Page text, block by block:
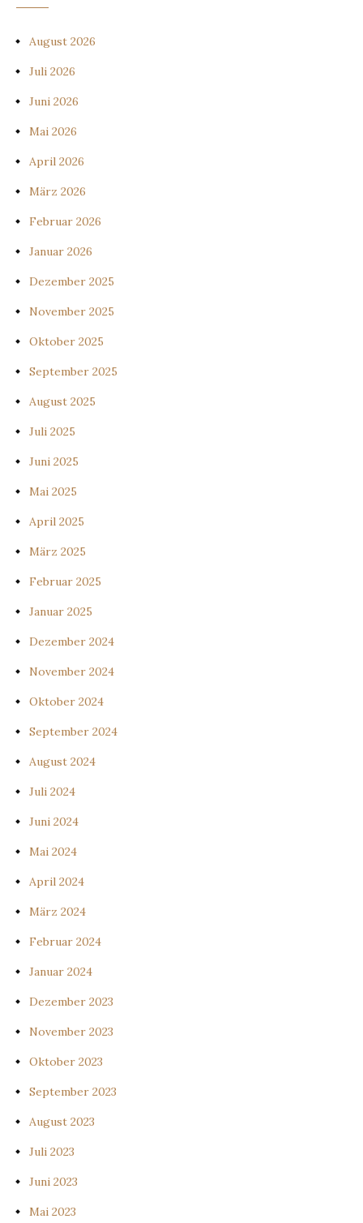
August 2026
Juli 2026
Juni 2026
Mai 2026
April 2026
März 2026
Februar 2026
Januar 2026
Dezember 2025
November 2025
Oktober 2025
September 2025
August 2025
Juli 2025
Juni 2025
Mai 2025
April 2025
März 2025
Februar 2025
Januar 2025
Dezember 2024
November 2024
Oktober 2024
September 2024
August 2024
Juli 2024
Juni 2024
Mai 2024
April 2024
März 2024
Februar 2024
Januar 2024
Dezember 2023
November 2023
Oktober 2023
September 2023
August 2023
Juli 2023
Juni 2023
Mai 2023